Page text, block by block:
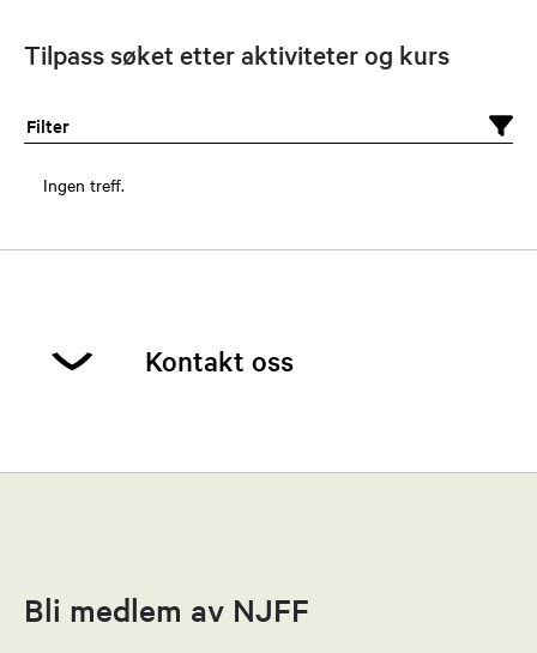
Tilpass søket etter aktiviteter og kurs
Filter
Ingen treff.
Kontakt oss
Send epost
Bli medlem av NJFF